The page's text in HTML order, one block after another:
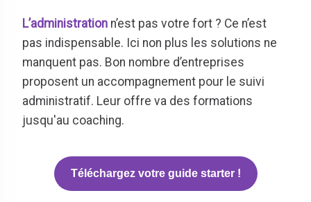
L’administration n’est pas votre fort ? Ce n’est
pas indispensable. Ici non plus les solutions ne
manquent pas. Bon nombre d’entreprises
proposent un accompagnement pour le suivi
administratif. Leur offre va des formations
jusqu'au coaching.
Téléchargez votre guide starter !